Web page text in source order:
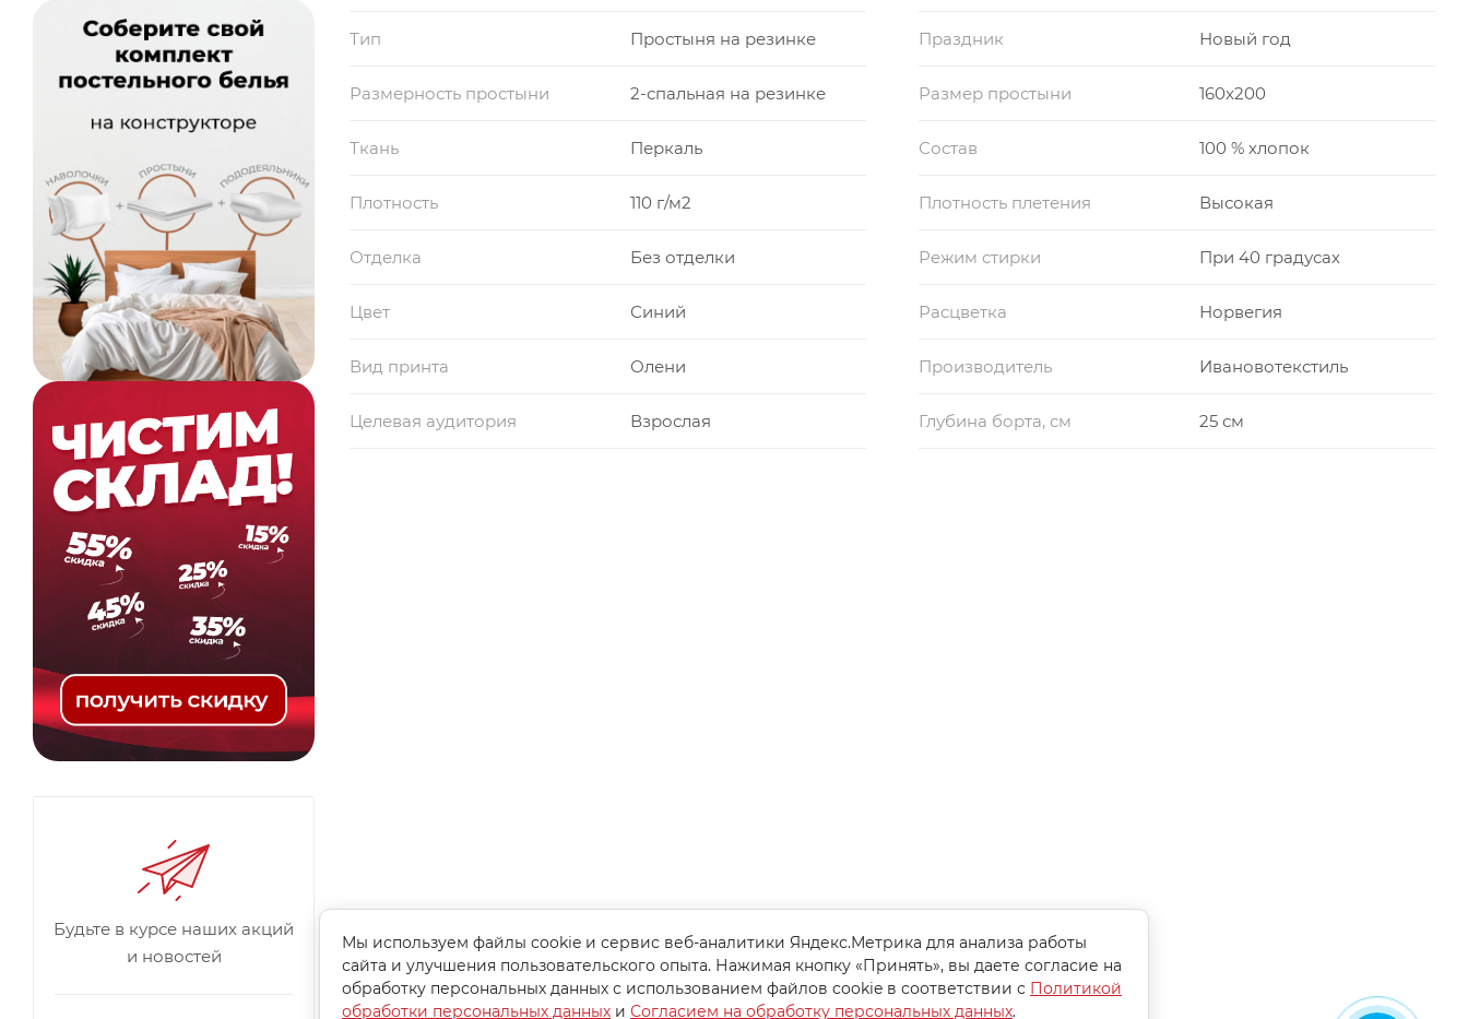
Тип Простыня на резинке Праздник Новый год
Размерность простыни 2-спальная на резинке Размер простыни 160x200
Ткань Перкаль Состав 100 % хлопок
Плотность 110 г/м2 Плотность плетения Высокая
Отделка Без отделки Режим стирки При 40 градусах
Цвет Синий Расцветка Норвегия
Вид принта Олени Производитель Ивановотекстиль
Целевая аудитория Взрослая Глубина борта, см 25 см
Будьте в курсе наших акций
и новостей
Мы используем файлы cookie и сервис веб-аналитики Яндекс.Метрика для анализа работы
сайта и улучшения пользовательского опыта. Нажимая кнопку «Принять», вы даете согласие на
обработку персональных данных с использованием файлов cookie в соответствии с Политикой
обработки персональных данных и Согласием на обработку персональных данных.